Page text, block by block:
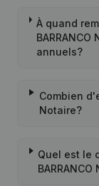
À quand
annuels?
Combien
Notaire?
Quel est le